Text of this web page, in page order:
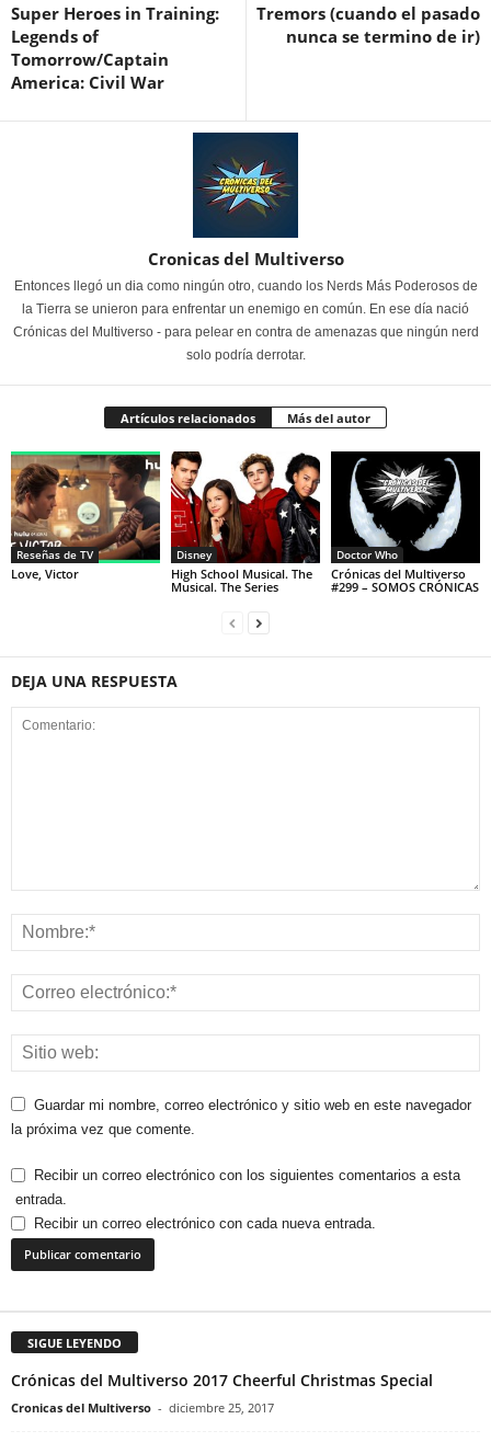
Super Heroes in Training:
Legends of
Tomorrow/Captain
America: Civil War
Tremors (cuando el pasado
nunca se termino de ir)
Cronicas del Multiverso
Entonces llegó un dia como ningún otro, cuando los Nerds Más Poderosos de
la Tierra se unieron para enfrentar un enemigo en común. En ese día nació
Crónicas del Multiverso - para pelear en contra de amenazas que ningún nerd
solo podría derrotar.
Artículos relacionados Más del autor
Reseñas de TV
Love, Victor
Disney
High School Musical. The
Musical. The Series
Doctor Who
Crónicas del Multiverso
#299 – SOMOS CRÓNICAS
DEJA UNA RESPUESTA
Guardar mi nombre, correo electrónico y sitio web en este navegador
la próxima vez que comente.
Recibir un correo electrónico con los siguientes comentarios a esta
entrada.
Recibir un correo electrónico con cada nueva entrada.
SIGUE LEYENDO
Crónicas del Multiverso 2017 Cheerful Christmas Special
Cronicas del Multiverso - diciembre 25, 2017